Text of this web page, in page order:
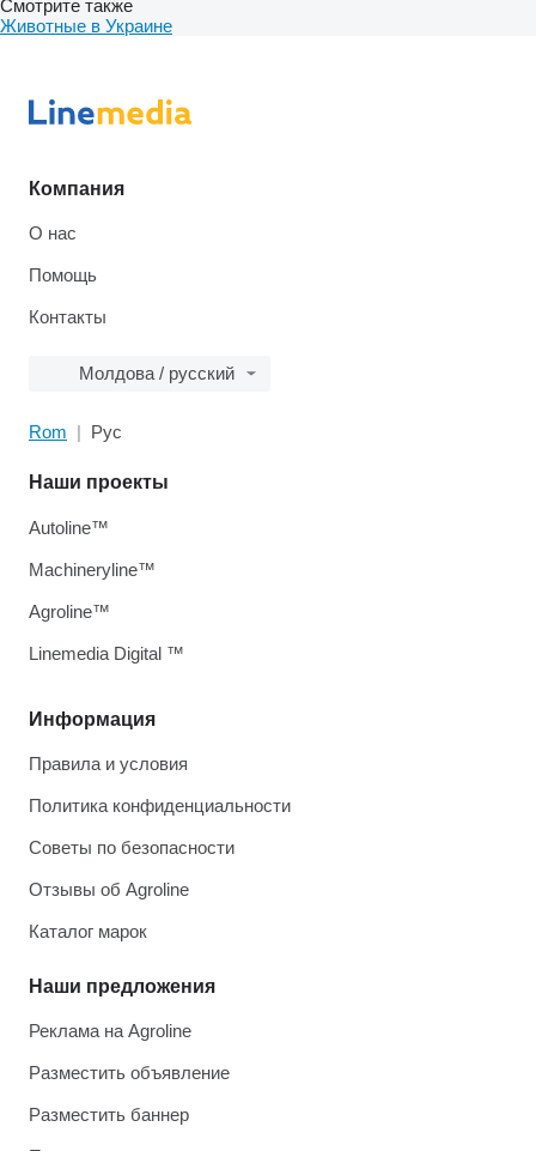
Смотрите также
Животные в Украине
Компания
О нас
Помощь
Контакты
Молдова / русский
Rom Рус
Информация
Правила и условия
Политика конфиденциальности
Советы по безопасности
Отзывы об Agroline
Каталог марок
Наши предложения
Реклама на Agroline
Разместить объявление
Разместить баннер
Наши проекты
Autoline™
Machineryline™
Agroline™
Linemedia Digital ™